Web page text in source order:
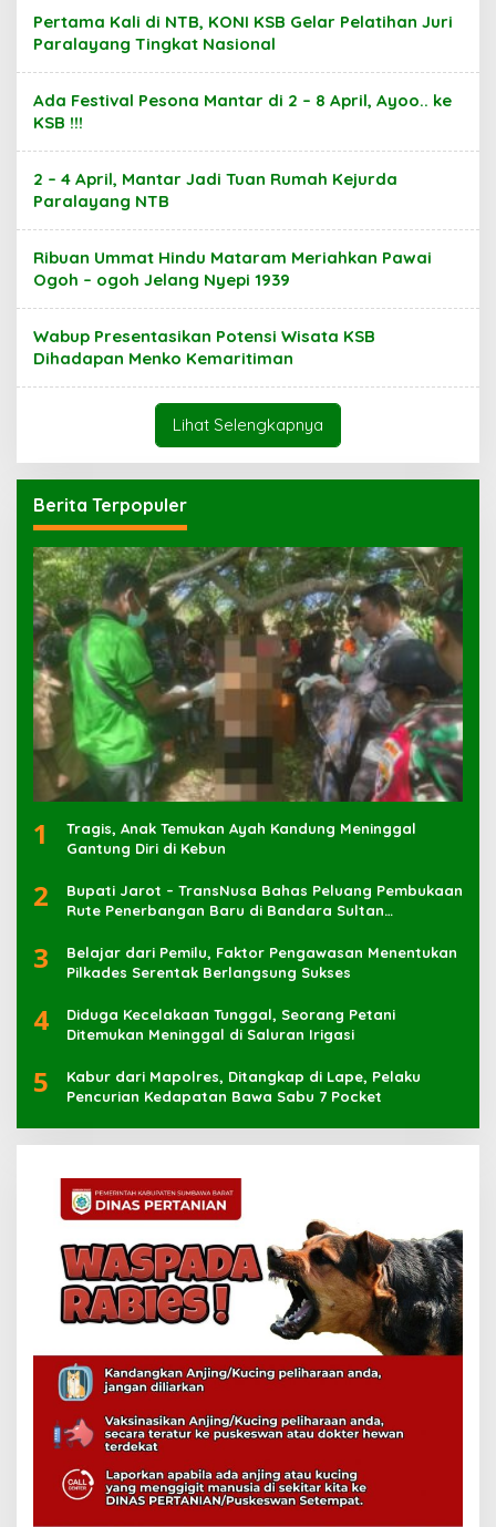
Pertama Kali di NTB, KONI KSB Gelar Pelatihan Juri
Paralayang Tingkat Nasional
Ada Festival Pesona Mantar di 2 – 8 April, Ayoo.. ke
KSB !!!
2 – 4 April, Mantar Jadi Tuan Rumah Kejurda
Paralayang NTB
Ribuan Ummat Hindu Mataram Meriahkan Pawai
Ogoh – ogoh Jelang Nyepi 1939
Wabup Presentasikan Potensi Wisata KSB
Dihadapan Menko Kemaritiman
Lihat Selengkapnya
Berita Terpopuler
1
Tragis, Anak Temukan Ayah Kandung Meninggal
Gantung Diri di Kebun
2
Bupati Jarot – TransNusa Bahas Peluang Pembukaan
Rute Penerbangan Baru di Bandara Sultan
3
Belajar dari Pemilu, Faktor Pengawasan Menentukan
Pilkades Serentak Berlangsung Sukses
4
Diduga Kecelakaan Tunggal, Seorang Petani
Ditemukan Meninggal di Saluran Irigasi
5
Kabur dari Mapolres, Ditangkap di Lape, Pelaku
Pencurian Kedapatan Bawa Sabu 7 Pocket